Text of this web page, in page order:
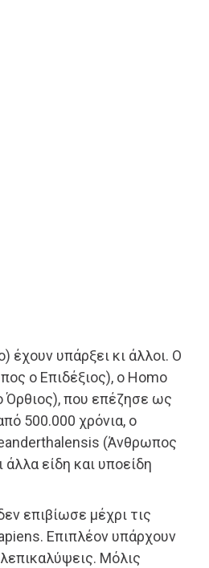
έχουν υπάρξει κι άλλοι. Ο
ο Επιδέξιος), ο Homo
που επέζησε ως
500.000 χρόνια, ο
(Άνθρωπος
είδη και υποείδη
επιβίωσε μέχρι τις
Επιπλέον υπάρχουν
Μόλις